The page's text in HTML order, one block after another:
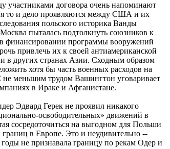
участниками договора очень напоминают
то и дело проявляются между США и их
польского историка Ванды
пыталась подтолкнуть союзников к
финансировании программы вооружений
привлечь их к своей антиамериканской
и в других странах Азии. Сходным образом
хотя бы часть военных расходов на
меньшим трудом Вашингтон уговаривает
в Ираке и Афганистане.
Эдвард Герек не проявил никакого
освободительных» движений в
сосредоточиться на выгодном для Польши
в Европе. Это и неудивительно --
не признавала границу по рекам Одер и